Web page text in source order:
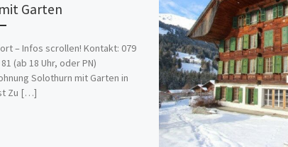
Garten
– Infos scrollen! Kontakt: 079
(ab 18 Uhr, oder PN)
Solothurn mit Garten in
Zu […]